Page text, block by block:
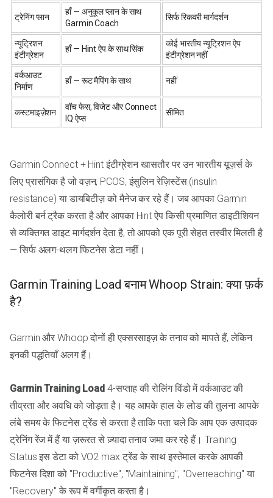
ट्रेनिंग प्लान
हाँ — अनुकूल प्लान के साथ
Garmin Coach
सिर्फ रिकवरी मार्गदर्शन
न्यूट्रिशन
इंटीग्रेशन
हाँ — Hint ऐप के साथ सिंक
कोई भारतीय न्यूट्रिशन ऐप
इंटीग्रेशन नहीं
वर्कआउट
निर्माण
हाँ — रूट मैपिंग के साथ नहीं
कस्टमाइज़ेशन
वॉच फेस, विजेट और Connect
IQ ऐप्स
सीमित
Garmin Connect + Hint इंटीग्रेशन खासतौर पर उन भारतीय यूज़र्स के
लिए प्रासंगिक है जो वज़न, PCOS, इंसुलिन रेज़िस्टेंस (insulin
resistance) या डायबिटीज़ को मैनेज कर रहे हैं। जब आपका Garmin
कैलोरी बर्न ट्रैक करता है और आपका Hint ऐप किसी प्रमाणित डाइटीशियन
से व्यक्तिगत डाइट मार्गदर्शन देता है, तो आपको एक पूरी सेहत तस्वीर मिलती है
— सिर्फ अलग-थलग फिटनेस डेटा नहीं।
Garmin Training Load बनाम Whoop Strain: क्या फ़र्क
है?
Garmin और Whoop दोनों ही एक्सरसाइज़ के तनाव को मापते हैं, लेकिन
इनकी पद्धतियाँ अलग हैं।
Garmin Training Load 4-सप्ताह की रोलिंग विंडो में वर्कआउट की
तीव्रता और अवधि को जोड़ता है। यह आपके हाल के लोड की तुलना आपके
लंबे समय के फिटनेस ट्रेंड से करता है ताकि पता चले कि आप एक उत्पादक
ट्रेनिंग रेंज में हैं या ज़रूरत से ज़्यादा तनाव जमा कर रहे हैं। Training
Status इस डेटा को VO2 max ट्रेंड के साथ इस्तेमाल करके आपकी
फिटनेस दिशा को "Productive", "Maintaining", "Overreaching" या
"Recovery" के रूप में वर्गीकृत करता है।